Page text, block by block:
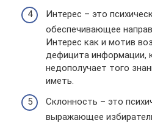
Интерес – это
обеспечивающее
Интерес как и мотив
дефицита информации,
недополучает того
иметь.
Склонность – это
выражающее